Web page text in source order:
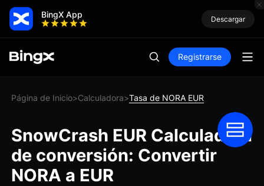
BingX App Descargar
Registrarse
Página de Inicio>Calculadora>Tasa de NORA EUR
SnowCrash EUR Calculadora
de conversión: Convertir
NORA a EUR